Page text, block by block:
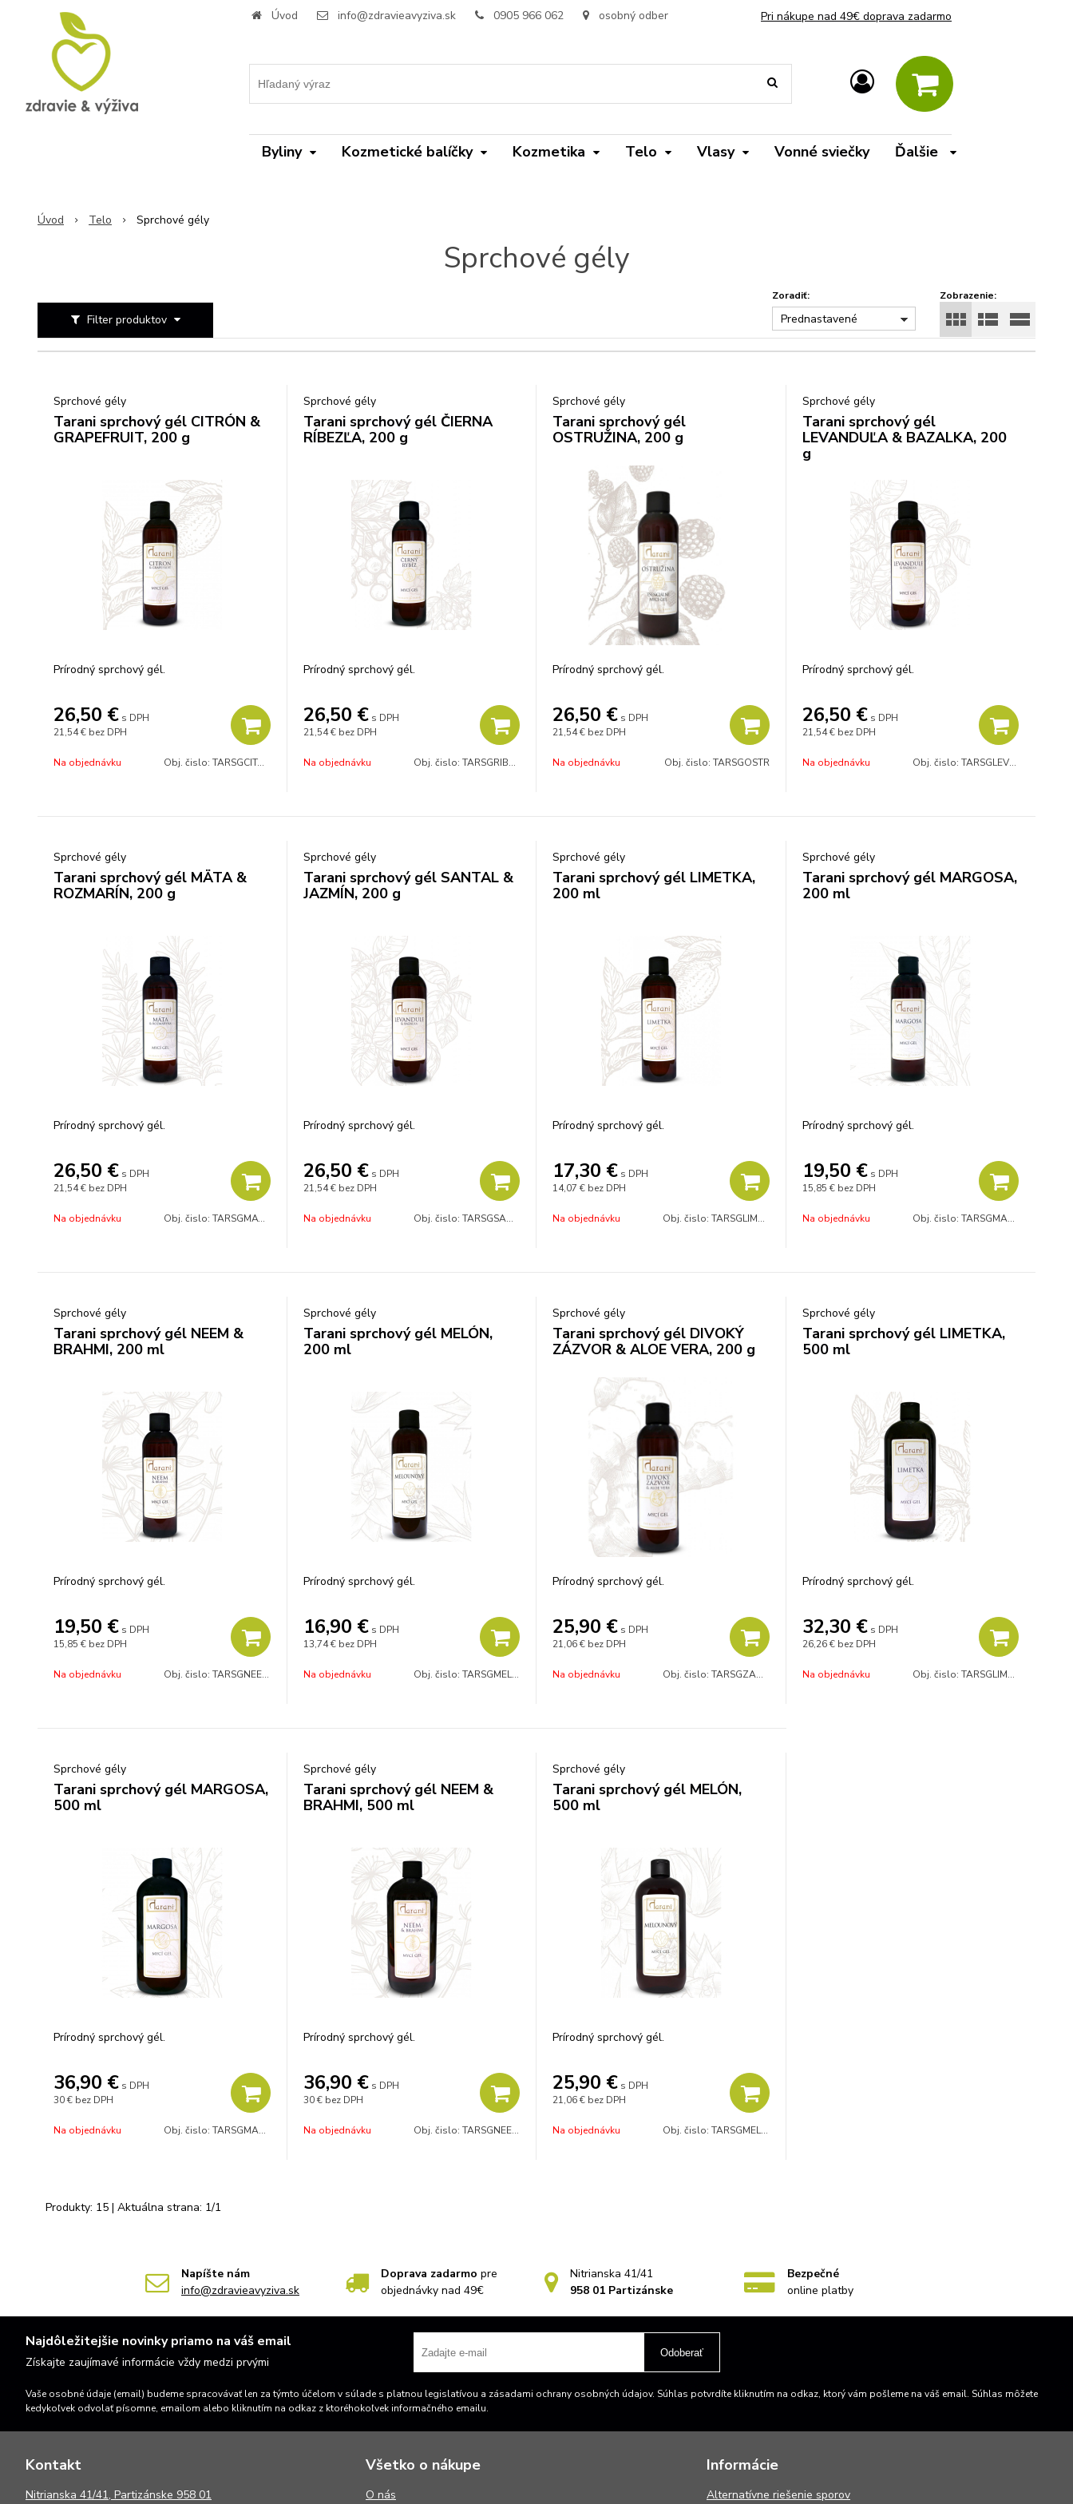
Úvod info@zdravieavyziva.sk 0905 966 062 osobný odber Pri nákupe nad 49€ doprava zadarmo
Byliny Kozmetické balíčky Kozmetika Telo Vlasy Vonné sviečky Ďalšie
Úvod Telo Sprchové gély
Sprchové gély
Filter produktov
Zobrazenie:
Zoradiť:
Prednastavené
Sprchové gély
Tarani sprchový gél CITRÓN &
GRAPEFRUIT, 200 g
Prírodný sprchový gél.
26,50 € s DPH
21,54 € bez DPH
Na objednávku Obj. čislo:TARSGCITGRAPE
Sprchové gély
Tarani sprchový gél ČIERNA
RÍBEZĽA, 200 g
Prírodný sprchový gél.
26,50 € s DPH
21,54 € bez DPH
Na objednávku Obj. čislo: TARSGRIBEZ
Sprchové gély
Tarani sprchový gél
OSTRUŽINA, 200 g
Prírodný sprchový gél.
26,50 € s DPH
21,54 € bez DPH
Na objednávku Obj. čislo: TARSGOSTR
Sprchové gély
Tarani sprchový gél
LEVANDUĽA & BAZALKA, 200
g
Prírodný sprchový gél.
26,50 € s DPH
21,54 € bez DPH
Na objednávku Obj. čislo: TARSGLEVBAZ
Sprchové gély
Tarani sprchový gél MÄTA &
ROZMARÍN, 200 g
Prírodný sprchový gél.
26,50 € s DPH
21,54 € bez DPH
Na objednávku Obj. čislo:TARSGMATROZ
Sprchové gély
Tarani sprchový gél SANTAL &
JAZMÍN, 200 g
Prírodný sprchový gél.
26,50 € s DPH
21,54 € bez DPH
Na objednávku Obj. čislo: TARSGSANJAZ
Sprchové gély
Tarani sprchový gél LIMETKA,
200 ml
Prírodný sprchový gél.
17,30 € s DPH
14,07 € bez DPH
Na objednávku Obj. čislo:TARSGLIME200
Sprchové gély
Tarani sprchový gél MARGOSA,
200 ml
Prírodný sprchový gél.
19,50 € s DPH
15,85 € bez DPH
Na objednávku Obj. čislo: TARSGMARG200
Sprchové gély
Tarani sprchový gél NEEM &
BRAHMI, 200 ml
Prírodný sprchový gél.
19,50 € s DPH
15,85 € bez DPH
Na objednávku Obj. čislo:TARSGNEEM200
Sprchové gély
Tarani sprchový gél MELÓN,
200 ml
Prírodný sprchový gél.
16,90 € s DPH
13,74 € bez DPH
Na objednávku Obj. čislo: TARSGMEL200
Sprchové gély
Tarani sprchový gél DIVOKÝ
ZÁZVOR & ALOE VERA, 200 g
Prírodný sprchový gél.
25,90 € s DPH
21,06 € bez DPH
Na objednávku Obj. čislo:TARSGZAZALOE
Sprchové gély
Tarani sprchový gél LIMETKA,
500 ml
Prírodný sprchový gél.
32,30 € s DPH
26,26 € bez DPH
Na objednávku Obj. čislo: TARSGLIME500
Sprchové gély
Tarani sprchový gél MARGOSA,
500 ml
Prírodný sprchový gél.
36,90 € s DPH
30 € bez DPH
Na objednávku Obj. čislo:TARSGMARG500
Sprchové gély
Tarani sprchový gél NEEM &
BRAHMI, 500 ml
Prírodný sprchový gél.
36,90 € s DPH
30 € bez DPH
Na objednávku Obj. čislo: TARSGNEEM500
Sprchové gély
Tarani sprchový gél MELÓN,
500 ml
Prírodný sprchový gél.
25,90 € s DPH
21,06 € bez DPH
Na objednávku Obj. čislo:TARSGMEL500
Produkty: 15 | Aktuálna strana: 1/1
Napíšte nám
info@zdravieavyziva.sk
Doprava zadarmo pre
objednávky nad 49€
Nitrianska 41/41
958 01 Partizánske
Bezpečné
online platby
Najdôležitejšie novinky priamo na váš email
Získajte zaujímavé informácie vždy medzi prvými
Odoberať
Vaše osobné údaje (email) budeme spracovávať len za týmto účelom v súlade s platnou legislatívou a zásadami ochrany osobných údajov. Súhlas potvrdíte kliknutím na odkaz, ktorý vám pošleme na váš email. Súhlas môžete
kedykoľvek odvolať písomne, emailom alebo kliknutím na odkaz z ktoréhokoľvek informačného emailu.
Kontakt
Nitrianska 41/41, Partizánske 958 01
Všetko o nákupe
O nás
Informácie
Alternatívne riešenie sporov